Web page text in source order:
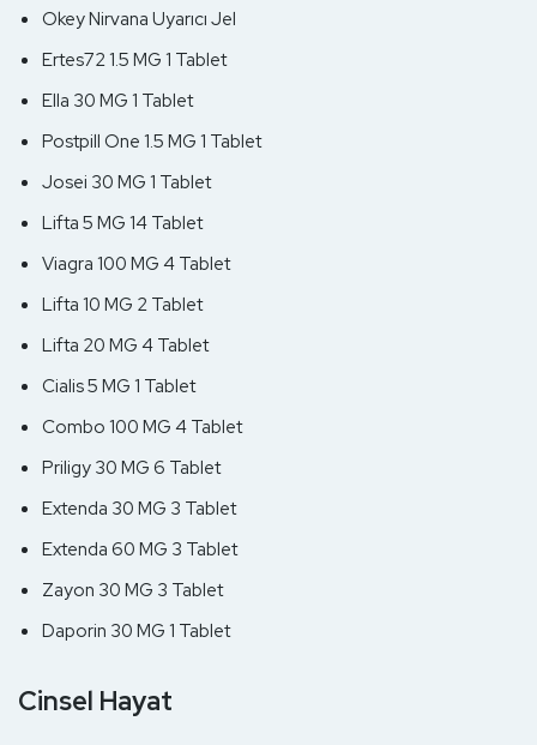
Okey Nirvana Uyarıcı Jel
Ertes72 1.5 MG 1 Tablet
Ella 30 MG 1 Tablet
Postpill One 1.5 MG 1 Tablet
Josei 30 MG 1 Tablet
Lifta 5 MG 14 Tablet
Viagra 100 MG 4 Tablet
Lifta 10 MG 2 Tablet
Lifta 20 MG 4 Tablet
Cialis 5 MG 1 Tablet
Combo 100 MG 4 Tablet
Priligy 30 MG 6 Tablet
Extenda 30 MG 3 Tablet
Extenda 60 MG 3 Tablet
Zayon 30 MG 3 Tablet
Daporin 30 MG 1 Tablet
Cinsel Hayat